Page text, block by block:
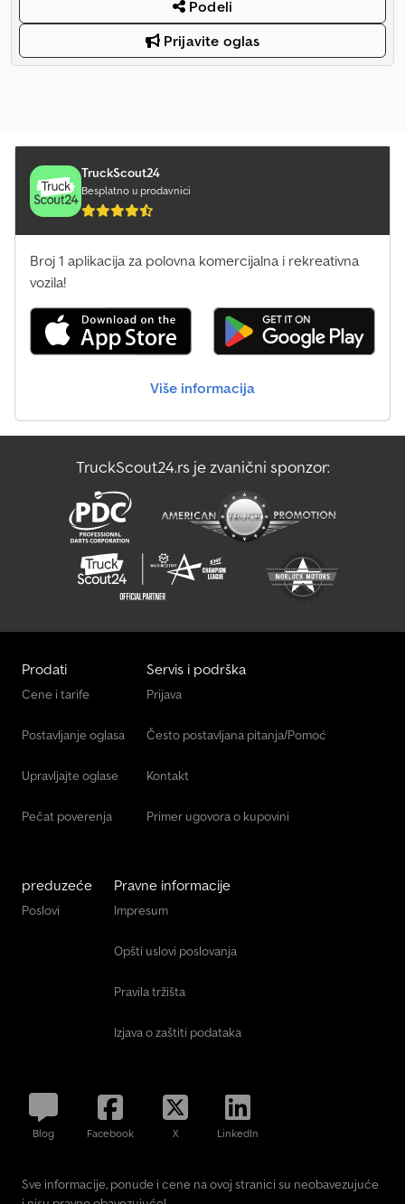
Podeli
Prijavite oglas
TruckScout24
Besplatno u prodavnici
Broj 1 aplikacija za polovna komercijalna i rekreativna
vozila!
Više informacija
TruckScout24.rs je zvanični sponzor:
Prodati
Cene i tarife
Postavljanje oglasa
Upravljajte oglase
Pečat poverenja
Servis i podrška
Prijava
Često postavljana pitanja/Pomoć
Kontakt
Primer ugovora o kupovini
preduzeće
Poslovi
Pravne informacije
Impresum
Opšti uslovi poslovanja
Pravila tržišta
Izjava o zaštiti podataka
Blog Facebook X LinkedIn
Sve informacije, ponude i cene na ovoj stranici su neobavezujuće